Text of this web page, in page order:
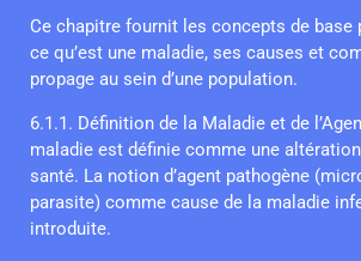
Ce chapitre fournit les concepts de base
ce qu’est une maladie, ses causes et
propage au sein d’une population.
6.1.1. Définition de la Maladie et de
maladie est définie comme une altération
santé. La notion d’agent pathogène
parasite) comme cause de la maladie
introduite.